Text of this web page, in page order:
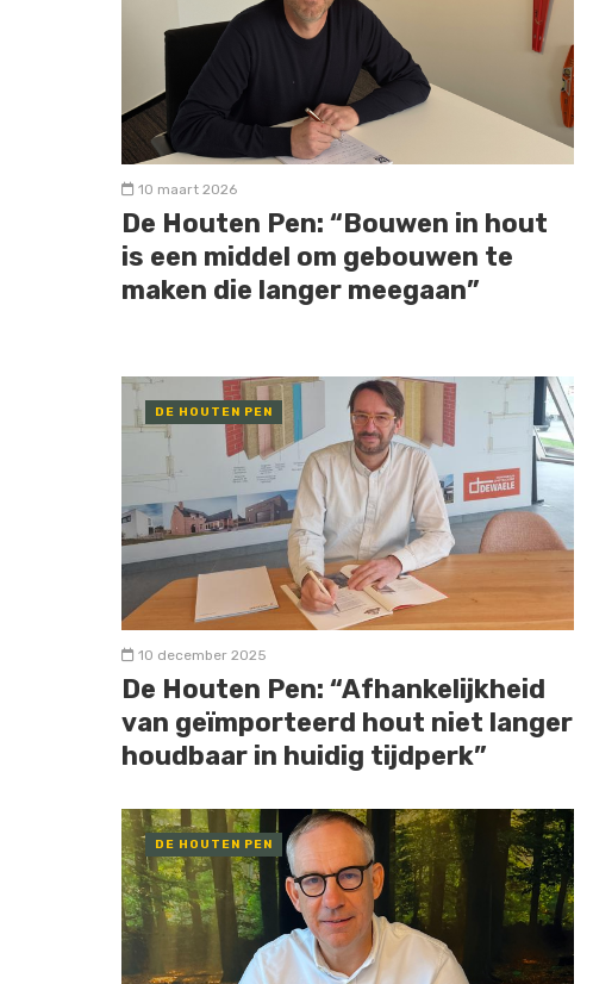
10 maart 2026
De Houten Pen: “Bouwen in hout
is een middel om gebouwen te
maken die langer meegaan”
DE HOUTEN PEN
10 december 2025
De Houten Pen: “Afhankelijkheid
van geïmporteerd hout niet langer
houdbaar in huidig tijdperk”
DE HOUTEN PEN